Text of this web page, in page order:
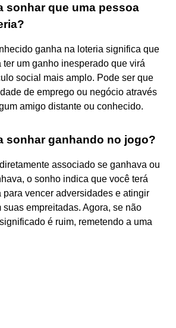
sonhar que uma pessoa
ganha na loteria significa que
um ganho inesperado que virá
social mais amplo. Pode ser que
de emprego ou negócio através
amigo distante ou conhecido.
sonhar ganhando no jogo?
associado se ganhava ou
o sonho indica que você terá
para vencer adversidades e atingir
empreitadas. Agora, se não
é ruim, remetendo a uma